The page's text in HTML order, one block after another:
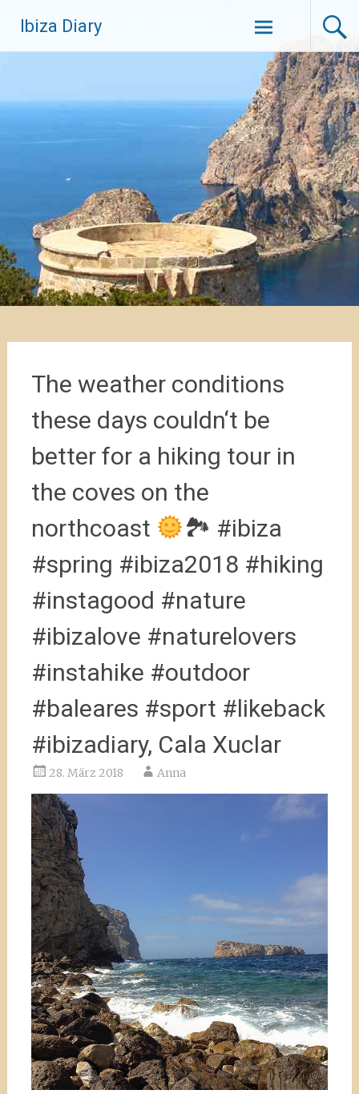
Inhalt
springen
Ibiza Diary
The weather conditions
these days couldn‘t be
better for a hiking tour in
the coves on the
northcoast
🏞 #ibiza
#spring #ibiza2018 #hiking
#instagood #nature
#ibizalove #naturelovers
#instahike #outdoor
#baleares #sport #likeback
#ibizadiary, Cala Xuclar
28. März 2018 Anna